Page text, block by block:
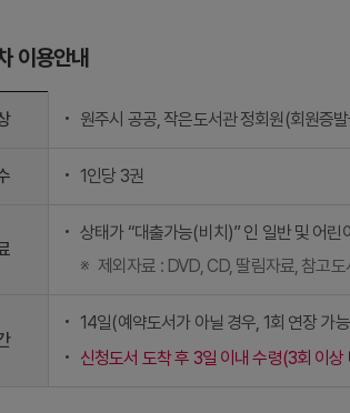
이용안내
원주시 공공, 작은도서관 정회원(회원증발
1인당 3권
상태가 “대출가능(비치)” 인 일반 및 어린
제외자료 : DVD, CD, 딸림자료, 참고
14일(예약도서가 아닐 경우, 1회 연장 가
신청도서 도착 후 3일 이내 수령(3회 이